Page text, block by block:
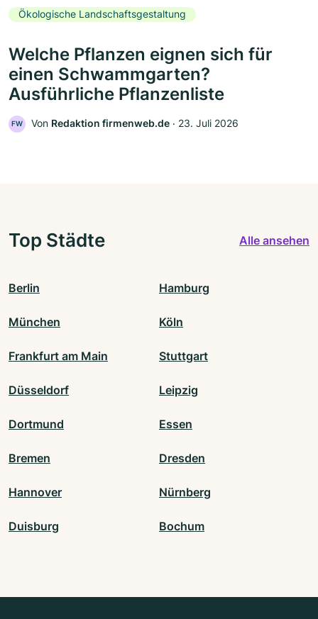
Ökologische Landschaftsgestaltung
Welche Pflanzen eignen sich für
einen Schwammgarten?
Ausführliche Pflanzenliste
FW Von Redaktion firmenweb.de ‧ 23. Juli 2026
Top Städte Alle ansehen
Berlin Hamburg
München Köln
Frankfurt am Main Stuttgart
Düsseldorf Leipzig
Dortmund Essen
Bremen Dresden
Hannover Nürnberg
Duisburg Bochum